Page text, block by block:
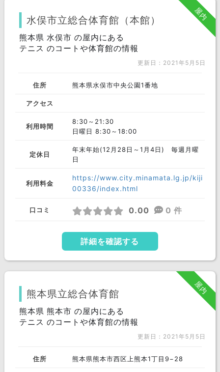
屋内
水俣市立総合体育館（本館）
熊本県 水俣市 の屋内にある
テニス のコートや体育館の情報
更新日：2021年5月5日
住所 熊本県水俣市中央公園1番地
アクセス
利用時間
8:30～21:30
日曜日 8:30～18:00
定休日
年末年始(12月28日～1月4日) 毎週月曜
日
利用料金
https://www.city.minamata.lg.jp/kiji
00336/index.html
口コミ 0.00 0 件
詳細を確認する
屋内
熊本県立総合体育館
熊本県 熊本市 の屋内にある
テニス のコートや体育館の情報
更新日：2021年5月5日
住所 熊本県熊本市西区上熊本1丁目9−28